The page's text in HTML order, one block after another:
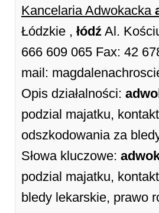
Kancelaria Adwokacka
Łódzkie , łódź Al.
666 609 065 Fax: 42
mail:
Opis działalności:
podzial majatku,
odszkodowania za
Słowa kluczowe:
podzial majatku,
bledy lekarskie, prawo